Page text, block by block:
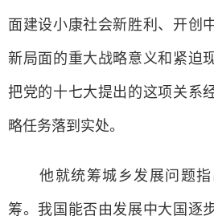
面建设小康社会新胜利、开创
新局面的重大战略意义和紧迫
把党的十七大提出的这项关系
略任务落到实处。
他就统筹城乡发展问题指
筹。我国能否由发展中大国逐